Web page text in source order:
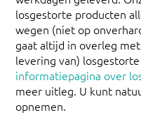
losgestorte producten
wegen (niet op
gaat altijd in overleg
levering van)
informatiepagina over
meer uitleg. U kunt
opnemen.